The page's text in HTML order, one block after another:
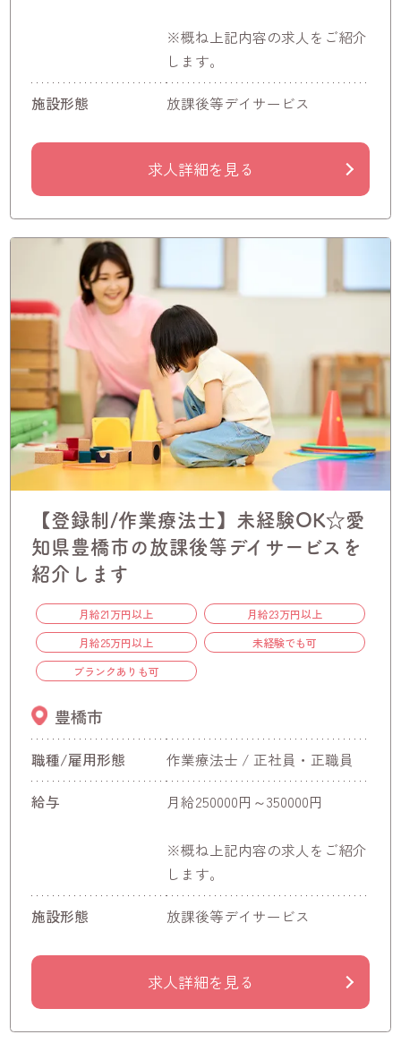
※概ね上記内容の求人をご紹介
します。
施設形態 放課後等デイサービス
求人詳細を見る
【登録制/作業療法士】未経験OK☆愛
知県豊橋市の放課後等デイサービスを
紹介します
月給21万円以上
月給23万円以上
月給25万円以上
未経験でも可
ブランクありも可
豊橋市
職種/雇用形態 作業療法士 / 正社員・正職員
給与 月給250000円～350000円
※概ね上記内容の求人をご紹介
します。
施設形態 放課後等デイサービス
求人詳細を見る